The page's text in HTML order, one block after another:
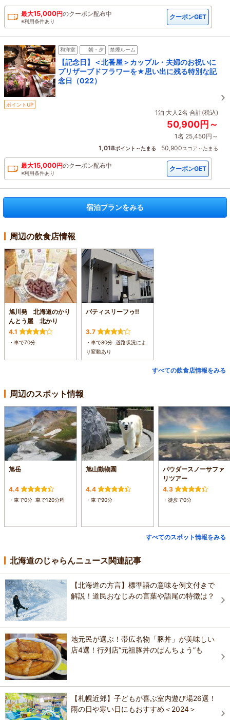
最大15,000円のクーポン配布中
※利用条件あり
クーポンGET
和洋室 朝・夕 禁煙ルーム
【記念日】＜北番屋＞カップル・夫婦のお祝いに
プリザーブドフラワーを★思い出に残る特別な記
念日（022）
ポイントUP
1泊 大人2名 合計(税込)
50,900円～
1名 25,450円～
1,018ポイント～たまる 50,900スコア～たまる
最大15,000円のクーポン配布中
※利用条件あり
クーポンGET
宿泊プランをみる
周辺の飲食店情報
旭川発 北海道のかり
んとう屋 北かり
4.1
・車で70分
パティスリーフゥ!!
3.7
・車で80分 道路状況によ
り変動あり
すべての飲食店情報をみる
周辺のスポット情報
旭岳
4.4
・車で0分 車で120分程
旭山動物園
4.4
・車で90分
パウダースノーサファ
リツアー
4.3
・徒歩で0分
すべてのスポット情報をみる
北海道のじゃらんニュース関連記事
【北海道の方言】標準語の意味を例文付きで
解説！道民おなじみの言葉や語尾の特徴は？
地元民が選ぶ！帯広名物「豚丼」が美味しい
店4選！行列店“元祖豚丼のぱんちょう”も
【札幌近郊】子どもが喜ぶ室内遊び場26選！
雨の日や寒い日にもおすすめ＜2024＞